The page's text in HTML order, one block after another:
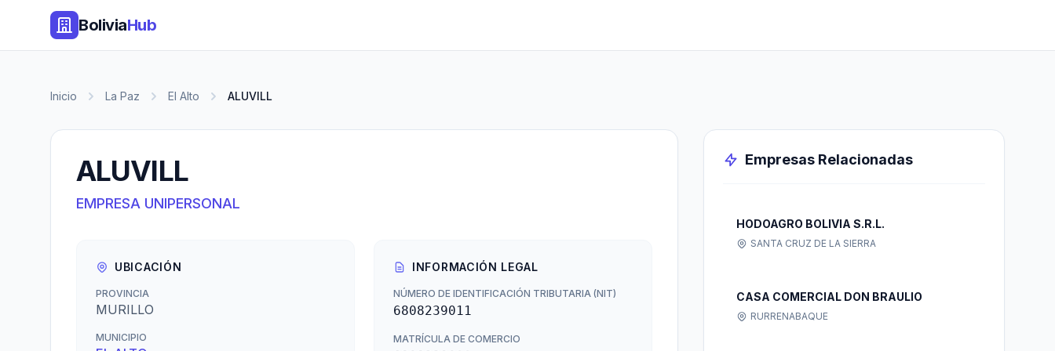
BoliviaHub
Inicio La Paz El Alto ALUVILL
ALUVILL
EMPRESA UNIPERSONAL
UBICACIÓN
PROVINCIA
MURILLO
MUNICIPIO
INFORMACIÓN LEGAL
NÚMERO DE IDENTIFICACIÓN TRIBUTARIA (NIT)
6808239011
MATRÍCULA DE COMERCIO
Empresas Relacionadas
HODOAGRO BOLIVIA S.R.L.
SANTA CRUZ DE LA SIERRA
CASA COMERCIAL DON BRAULIO
RURRENABAQUE